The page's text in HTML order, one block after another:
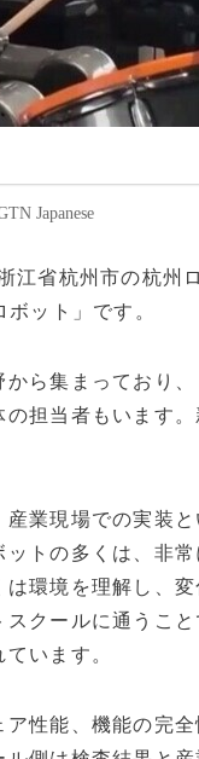
Japanese
江省杭州市の杭
ット」です。
ら集まっており
担当者もいます
業現場での実装
トの多くは、非
環境を理解し、
スクールに通うこ
います。
性能、機能の完